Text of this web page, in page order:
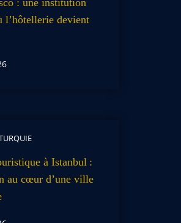
: une institution
l’hôtellerie devient
à Istanbul :
au cœur d’une ville